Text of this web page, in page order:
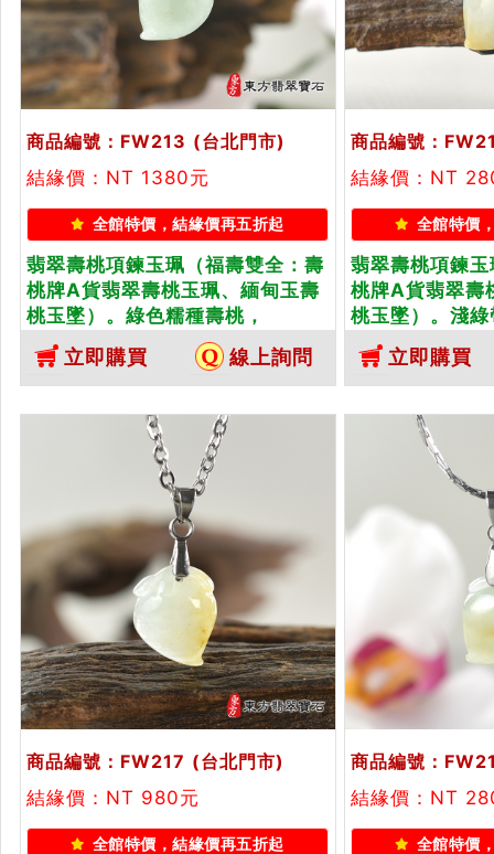
商品編號：FW213 (台北門市)
結緣價：NT 1380元
全館特價，結緣價再五折起
翡翠壽桃項鍊玉珮（福壽雙全：壽
桃牌A貨翡翠壽桃玉珮、緬甸玉壽
桃玉墜）。綠色糯種壽桃，
FW213。客製化訂做各種翡翠壽桃
吊墜玉珮項鍊。★附A貨翡翠雙證
書
立即購買 線上詢問
商品編號：
結緣價：NT
全館特價
翡翠壽桃項鍊
桃牌A貨翡翠壽
桃玉墜）。淺
FW214。客製
吊墜玉珮項鍊
書
立即購買
商品編號：FW217 (台北門市)
結緣價：NT 980元
全館特價，結緣價再五折起
商品編號：
結緣價：NT
全館特價